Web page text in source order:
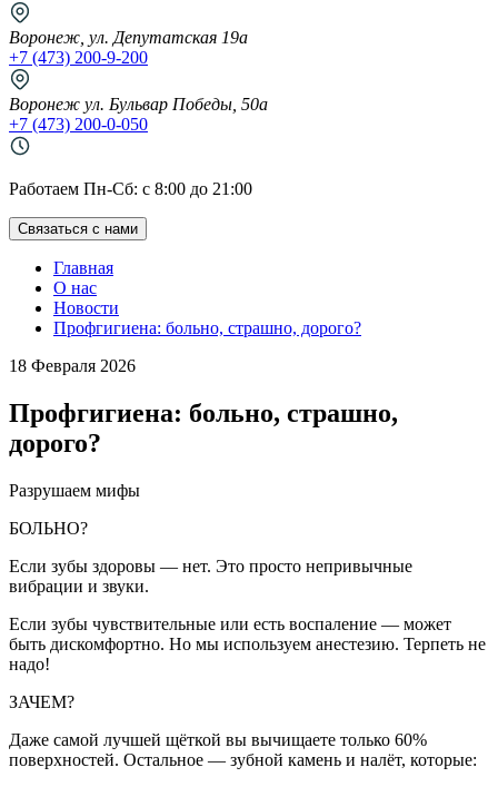
Воронеж, ул. Депутатская 19а
+7 (473) 200-9-200
Воронеж ул. Бульвар Победы, 50а
+7 (473) 200-0-050
Работаем Пн-Cб: с 8:00 до 21:00
Связаться с нами
Главная
О нас
Новости
Профгигиена: больно, страшно, дорого?
18 Февраля 2026
Профгигиена: больно, страшно,
дорого?
Разрушаем мифы
БОЛЬНО?
Если зубы здоровы — нет. Это просто непривычные
вибрации и звуки.
Если зубы чувствительные или есть воспаление — может
быть дискомфортно. Но мы используем анестезию. Терпеть не
надо!
ЗАЧЕМ?
Даже самой лучшей щёткой вы вычищаете только 60%
поверхностей. Остальное — зубной камень и налёт, которые: